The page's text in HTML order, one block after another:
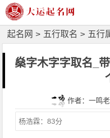
起名网 > 五行取名 > 五行
燊字木字字取名_
作者：一鸣